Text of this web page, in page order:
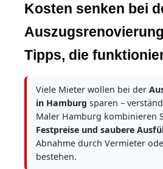
Kosten senken bei
Tipps, die
Viele Mieter wollen bei der
in Hamburg sparen –
Maler Hamburg kombinieren
Festpreise und saubere
Abnahme durch Vermieter
bestehen.